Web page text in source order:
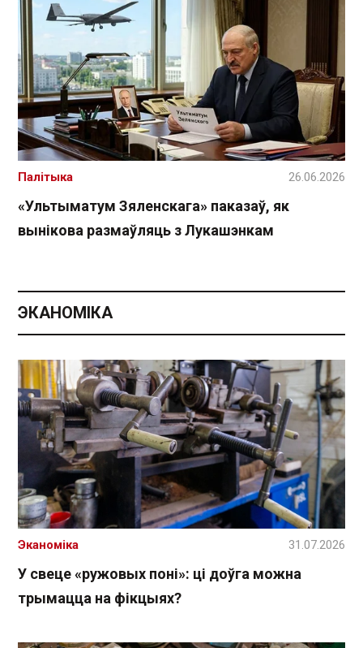
«Ультыматум Зяленскага» паказаў, як
вынікова размаўляць з Лукашэнкам
Палітыка 26.06.2026
ЭКАНОМІКА
У свеце «ружовых поні»: ці доўга можна
трымацца на фікцыях?
Эканоміка 31.07.2026